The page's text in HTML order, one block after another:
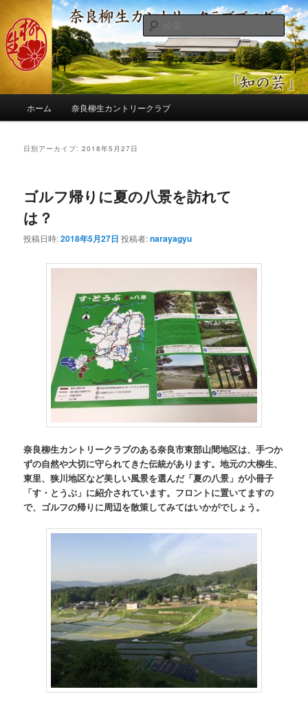
ン
コ
ン
へ
コ
ン
ツ
移
奈良柳生カントリークラブ総支配人
ブログ
季節の話題、クラブの出来事、コースの改修・更新作業、ゴルフに関する随
筆、喜怒哀楽などを気まぐれに発信します。
検
索
ホーム 奈良柳生カントリークラブ
日別アーカイブ:2018年5月27日
ゴルフ帰りに夏の八景を訪れて
は？
投稿日時:2018年5月27日 投稿者:narayagyu
奈良柳生カントリークラブのある奈良市東部山間地区は、手つか
ずの自然や大切に守られてきた伝統があります。地元の大柳生、
東里、狭川地区など美しい風景を選んだ「夏の八景」が小冊子
「す・とうぶ」に紹介されています。フロントに置いてますの
で、ゴルフの帰りに周辺を散策してみてはいかがでしょう。